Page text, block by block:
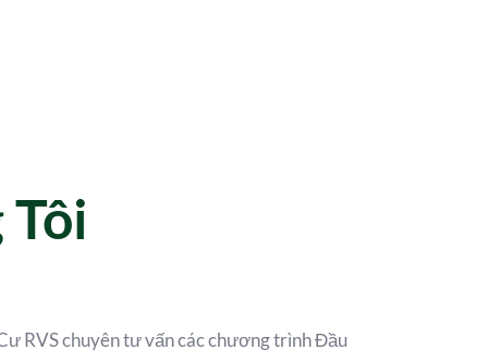
RVS chuyên tư vấn các chương trình Đầu